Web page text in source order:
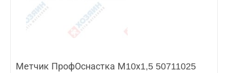
Метчик ПрофОснастка М10х1,5 50711025